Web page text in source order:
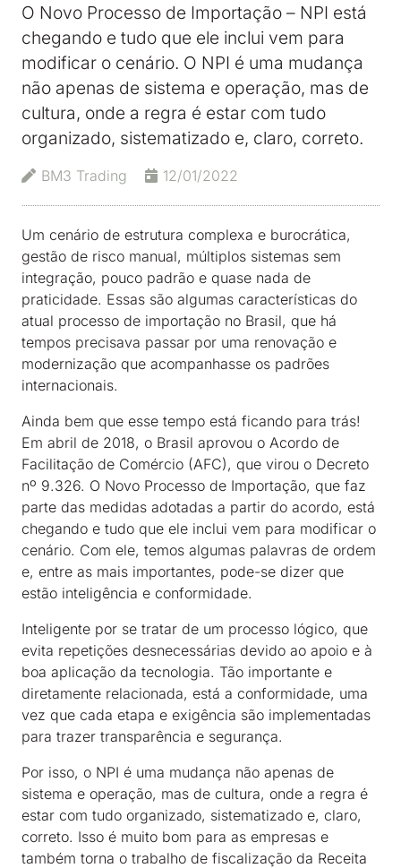
O Novo Processo de Importação – NPI está
chegando e tudo que ele inclui vem para
modificar o cenário. O NPI é uma mudança
não apenas de sistema e operação, mas de
cultura, onde a regra é estar com tudo
organizado, sistematizado e, claro, correto.
BM3 Trading 12/01/2022
Um cenário de estrutura complexa e burocrática,
gestão de risco manual, múltiplos sistemas sem
integração, pouco padrão e quase nada de
praticidade. Essas são algumas características do
atual processo de importação no Brasil, que há
tempos precisava passar por uma renovação e
modernização que acompanhasse os padrões
internacionais.
Ainda bem que esse tempo está ficando para trás!
Em abril de 2018, o Brasil aprovou o Acordo de
Facilitação de Comércio (AFC), que virou o Decreto
nº 9.326. O Novo Processo de Importação, que faz
parte das medidas adotadas a partir do acordo, está
chegando e tudo que ele inclui vem para modificar o
cenário. Com ele, temos algumas palavras de ordem
e, entre as mais importantes, pode-se dizer que
estão inteligência e conformidade.
Inteligente por se tratar de um processo lógico, que
evita repetições desnecessárias devido ao apoio e à
boa aplicação da tecnologia. Tão importante e
diretamente relacionada, está a conformidade, uma
vez que cada etapa e exigência são implementadas
para trazer transparência e segurança.
Por isso, o NPI é uma mudança não apenas de
sistema e operação, mas de cultura, onde a regra é
estar com tudo organizado, sistematizado e, claro,
correto. Isso é muito bom para as empresas e
também torna o trabalho de fiscalização da Receita